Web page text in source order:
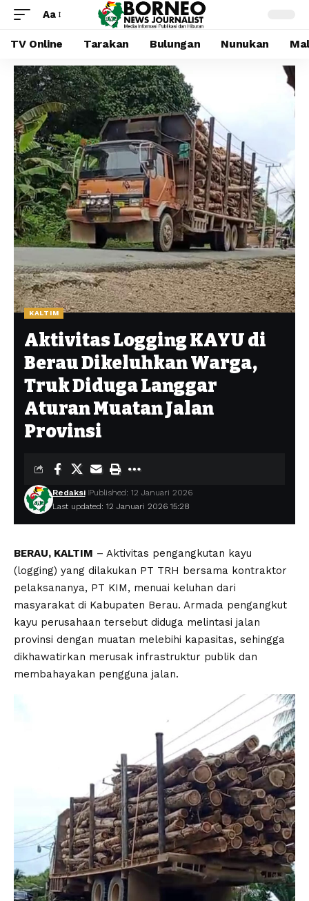
Aa
TV Online Tarakan Bulungan Nunukan
KALTIM
Aktivitas Logging KAYU di
Berau Dikeluhkan Warga,
Truk Diduga Langgar
Aturan Muatan Jalan
Provinsi
Last updated: 12 Januari 2026 15:28
Redaksi Published: 12 Januari 2026
BERAU, KALTIM – Aktivitas pengangkutan kayu
(logging) yang dilakukan PT TRH bersama kontraktor
pelaksananya, PT KIM, menuai keluhan dari
masyarakat di Kabupaten Berau. Armada pengangkut
kayu perusahaan tersebut diduga melintasi jalan
provinsi dengan muatan melebihi kapasitas, sehingga
dikhawatirkan merusak infrastruktur publik dan
membahayakan pengguna jalan.